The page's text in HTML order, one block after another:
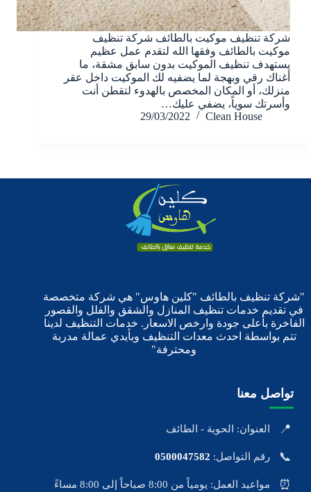
شركة تنظيف موكيت بالطائف شركة تنظيف
موكيت بالطائف وفقها الله لتقدم عمل عظيم
يستهدف تنظيف الموكيت بدون سابق مشقة، ما
أغناك رقي وبهجة لما يضفيه لك الموكيت داخل عقر
منزلك، أو المكان المخصص بالهدوء لتقطن أنت
وأسرتك سوياً، يضفي عليك…
Clean House
29/03/2022
"شركة تنظيف بالطائف "كلين هاوس" هي شركة متخصصة
في تقديم خدمات تنظيف المنازل والشقق والفلل والقصور
الفاخرة بأعلى جودة وارخص الاسعار. خدمات التنظيف لدينا
تتم بواسطة احدث معدات التنظيف وبأيدي عمالة مدربة
ومحترفة"
تواصل معنا
📍 العنوان: الحوية - الطائف
📞 رقم التواصل: 0500047582
⏰ مواعيد العمل: يومياً من 8:00 صباحاً إلى 8:00 مساءً